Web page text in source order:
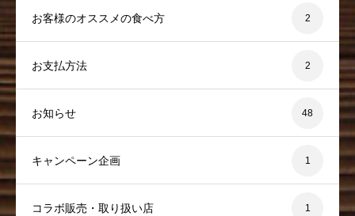
お客様のオススメの食べ方 2
お支払方法 2
お知らせ 48
キャンペーン企画 1
コラボ販売・取り扱い店 1